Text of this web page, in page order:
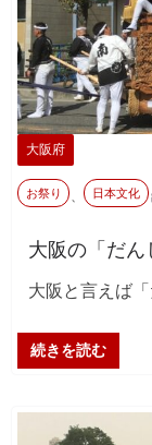
大阪府
お祭り 、 日本文化
大阪の「だん
大阪と言えば
続きを読む